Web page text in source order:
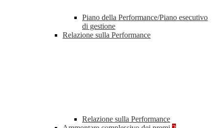
Piano della Performance/Piano esecutivo
di gestione
Relazione sulla Performance
Relazione sulla Performance